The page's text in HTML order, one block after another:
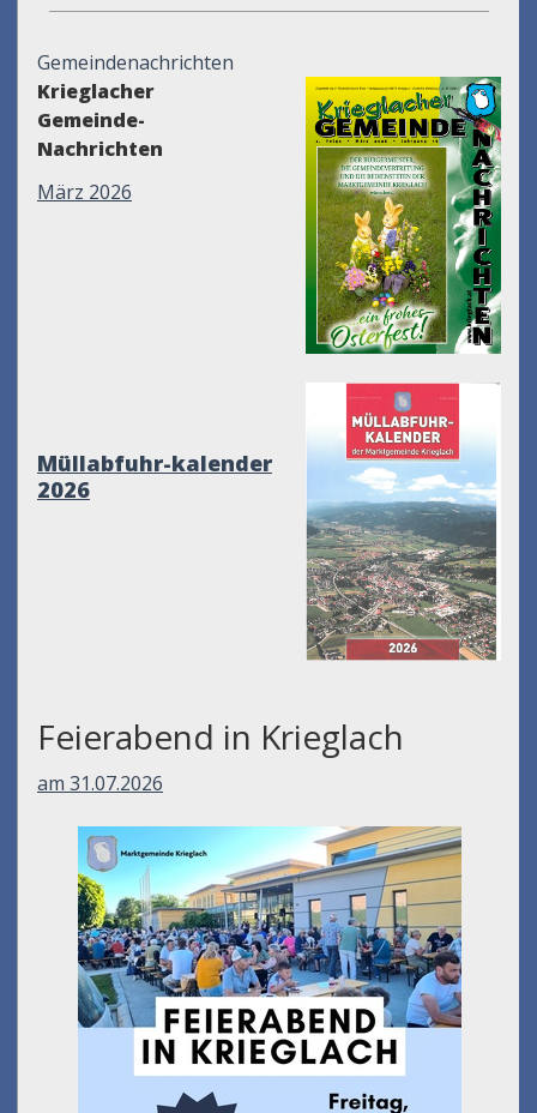
Gemeindenachrichten
Krieglacher
Gemeinde-
Nachrichten
März 2026
Müllabfuhr-kalender
2026
Feierabend in Krieglach
am 31.07.2026